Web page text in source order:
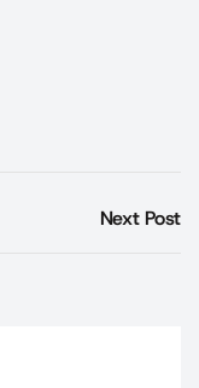
Next Post